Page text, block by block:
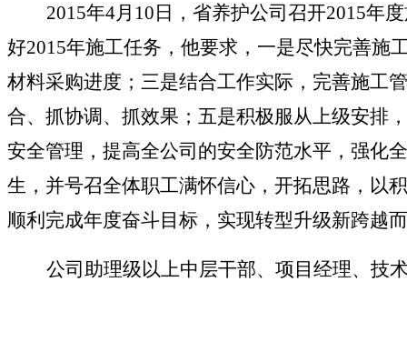
2015年4月10日，省养护公司召开2015年
好2015年施工任务，他要求，一是尽快完善施
材料采购进度；三是结合工作实际，完善施工
合、抓协调、抓效果；五是积极服从上级安排
安全管理，提高全公司的安全防范水平，强化
生，并号召全体职工满怀信心，开拓思路，以
顺利完成年度奋斗目标，实现转型升级新跨越
公司助理级以上中层干部、项目经理、技